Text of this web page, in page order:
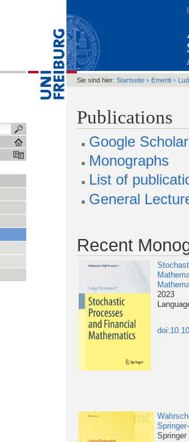
Sie sind hier: Startseite › Emeriti ›
Publications
Google
Monographs
List of
General
Recent
2023
Springer